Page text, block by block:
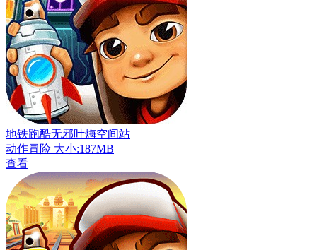
地铁跑酷无邪叶烸空间站
动作冒险 大小:187MB
查看